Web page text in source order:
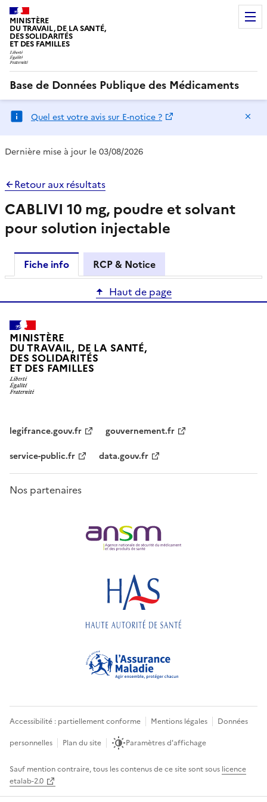
MINISTÈRE
DU TRAVAIL, DE LA SANTÉ,
DES SOLIDARITÉS
ET DES FAMILLES
Base de Données Publique des Médicaments
Quel est votre avis sur E-notice ?
Dernière mise à jour le 03/08/2026
Retour aux résultats
CABLIVI 10 mg, poudre et solvant
pour solution injectable
Fiche info
RCP & Notice
Haut de page
MINISTÈRE
DU TRAVAIL, DE LA SANTÉ,
DES SOLIDARITÉS
ET DES FAMILLES
legifrance.gouv.fr
gouvernement.fr
service-public.fr
data.gouv.fr
Nos partenaires
Accessibilité : partiellement conforme Mentions légales
Données
personnelles
Plan du site Paramètres d'affichage
Sauf mention contraire, tous les contenus de ce site sont sous licence
etalab-2.0